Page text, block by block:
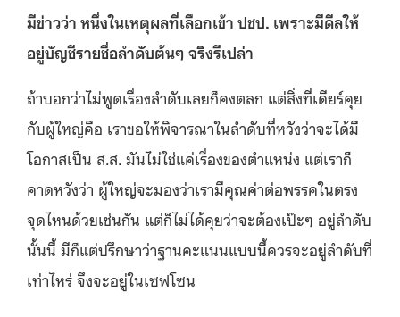
มีข่าวว่า หนึ่งในเหตุผลที่เลือกเข้า ปชป. เพราะมีดีลให้
อยู่บัญชีรายชื่อลำดับต้นๆ จริงรึเปล่า
ถ้าบอกว่าไม่พูดเรื่องลำดับเลยก็คงตลก แต่สิ่งที่เดียร์คุย
กับผู้ใหญ่คือ เราขอให้พิจารณาในลำดับที่หวังว่าจะได้มี
โอกาสเป็น ส.ส. มันไม่ใช่แค่เรื่องของตำแหน่ง แต่เราก็
คาดหวังว่า ผู้ใหญ่จะมองว่าเรามีคุณค่าต่อพรรคในตรง
จุดไหนด้วยเช่นกัน แต่ก็ไม่ได้คุยว่าจะต้องเป๊ะๆ อยู่ลำดับ
นั้นนี้ มีก็แต่ปรึกษาว่าฐานคะแนนแบบนี้ควรจะอยู่ลำดับที่
เท่าไหร่ จึงจะอยู่ในเซฟโซน